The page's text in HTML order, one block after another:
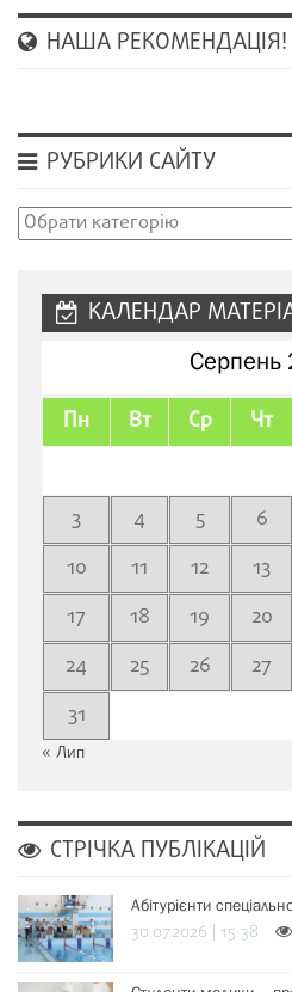
НАША РЕКОМЕНДАЦІЯ!
РУБРИКИ САЙТУ
Рубрики
КАЛЕНДАР
Серпень
Пн Вт Ср Чт
3
4 5 6
10
11 12 13
17
18 19 20
24
25 26 27
31
« Лип
СТРІЧКА ПУБЛІКАЦІЙ
Абітурієнти
30.07.2026 | 15:38